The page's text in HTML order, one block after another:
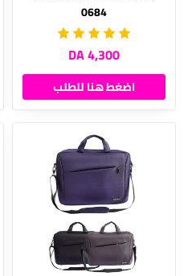
0684
4,300 DA
اضغط هنا للطلب